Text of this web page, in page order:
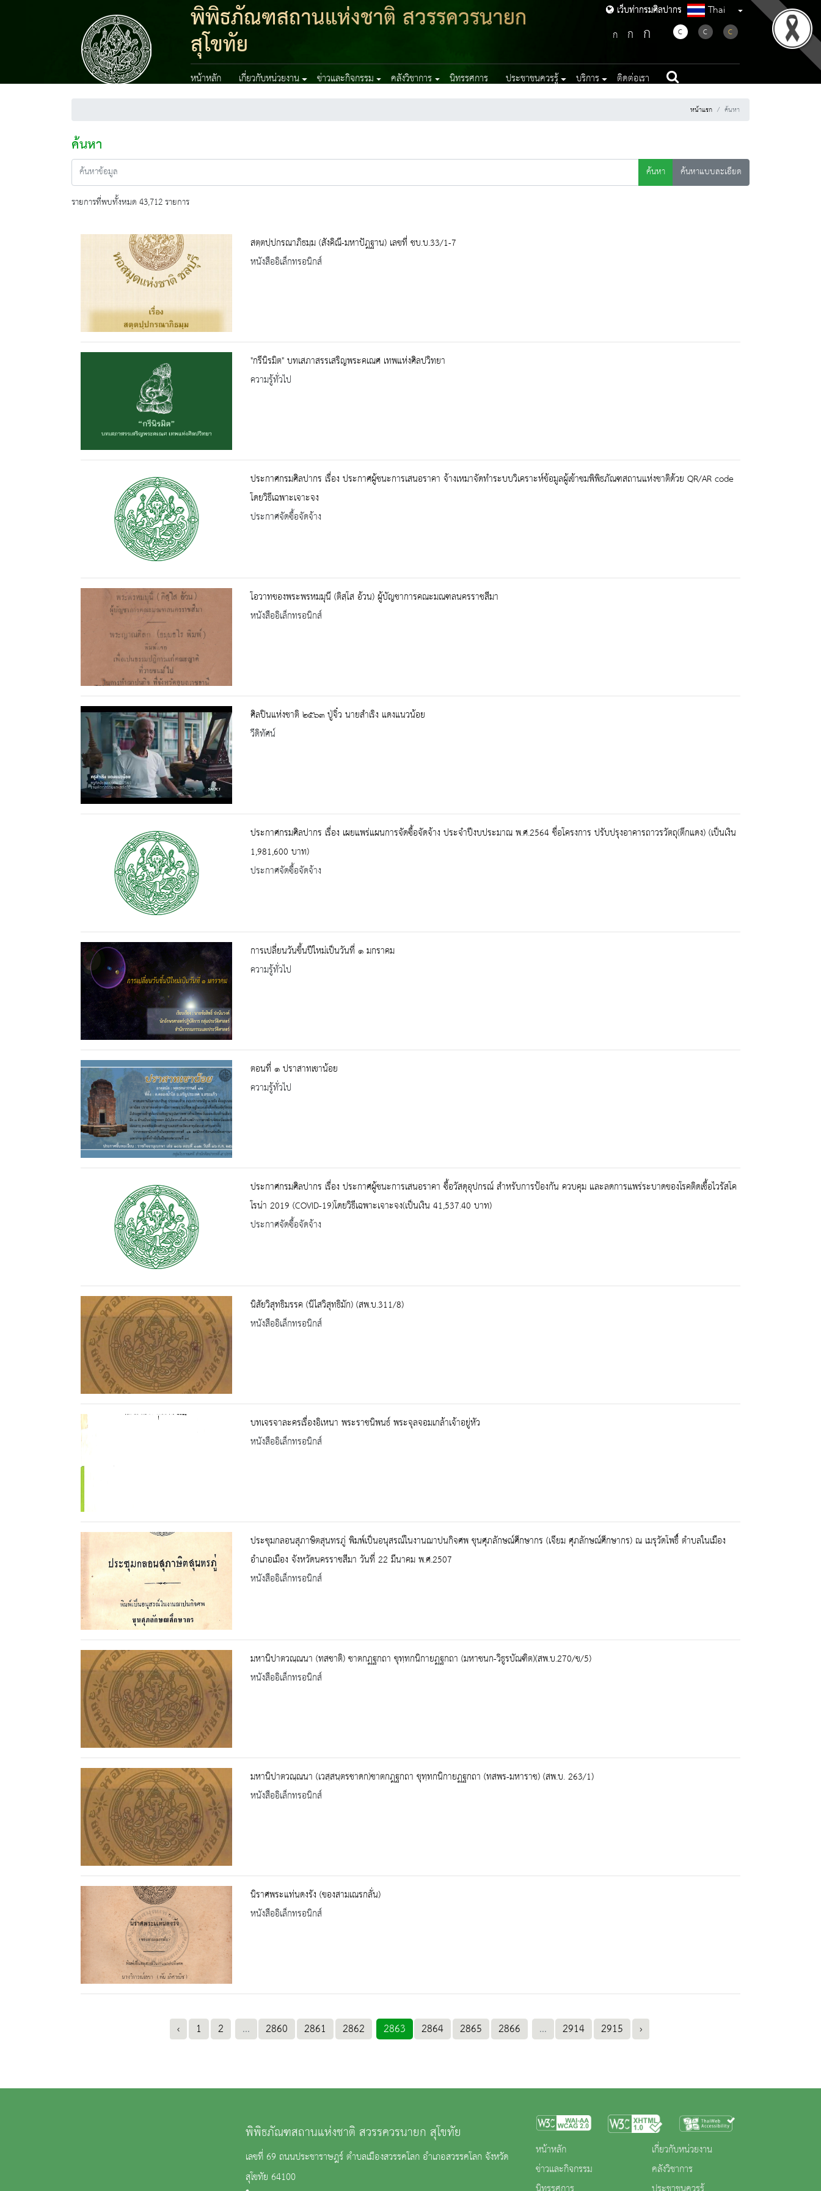
เว็บท่ากรมศิลปากร
พิพิธภัณฑสถานแห่งชาติ สวรรควรนายก
สุโขทัย
เว็บท่ากรมศิลปากร Thai
ก ก ก C C C
หน้าหลัก เกี่ยวกับหน่วยงาน ข่าวและกิจกรรม คลังวิชาการ นิทรรศการ ประชาชนควรรู้ บริการ ติดต่อเรา
หน้าแรก ค้นหา
ค้นหา
ค้นหา
ค้นหาแบบละเอียด
รายการที่พบทั้งหมด 43,712 รายการ
สตฺตปฺปกรณาภิธมฺม (สังคิณี-มหาปัฎฐาน) เลขที่ ชบ.บ.33/1-7
หนังสืออิเล็กทรอนิกส์
"กรีนิรมิต" บทเสภาสรรเสริญพระคเณศ เทพแห่งศิลปวิทยา
ความรู้ทั่วไป
ประกาศกรมศิลปากร เรื่อง ประกาศผู้ชนะการเสนอราคา จ้างเหมาจัดทำระบบวิเคราะห์ข้อมูลผู้เข้าชมพิพิธภัณฑสถานแห่งชาติด้วย QR/AR code
โดยวิธีเฉพาะเจาะจง
ประกาศจัดซื้อจัดจ้าง
โอวาทของพระพรหมมุนี (ติสฺโส อ้วน) ผู้บัญชาการคณะมณฑลนครราชสีมา
หนังสืออิเล็กทรอนิกส์
ศิลปินแห่งชาติ ๒๕๖๓ ปู่จิ๋ว นายสำเริง แดงแนวน้อย
วีดิทัศน์
ประกาศกรมศิลปากร เรื่อง เผยแพร่แผนการจัดซื้อจัดจ้าง ประจำปีงบประมาณ พ.ศ.2564 ชื่อโครงการ ปรับปรุงอาคารถาวรวัตถุ(ตึกแดง) (เป็นเงิน
1,981,600 บาท)
ประกาศจัดซื้อจัดจ้าง
การเปลี่ยนวันขึ้นปีใหม่เป็นวันที่ ๑ มกราคม
ความรู้ทั่วไป
ตอนที่​ ๑​ ปราสาทเขาน้อย
ความรู้ทั่วไป
ประกาศกรมศิลปากร เรื่อง ประกาศผู้ชนะการเสนอราคา ซื้อวัสดุอุปกรณ์ สำหรับการป้องกัน ควบคุม และลดการแพร่ระบาดของโรคติดเชื้อไวรัสโค
โรน่า 2019 (COVID-19)โดยวิธีเฉพาะเจาะจง(เป็นเงิน 41,537.40 บาท)
ประกาศจัดซื้อจัดจ้าง
นิสัยวิสุทธิมรรค (นิไสวิสุทธิมัก) (สพ.บ.311/8)
หนังสืออิเล็กทรอนิกส์
บทเจรจาละครเรื่องอิเหนา พระราชนิพนธ์ พระจุลจอมเกล้าเจ้าอยู่หัว
หนังสืออิเล็กทรอนิกส์
ประชุมกลอนสุภาษิตสุนทรภู่ พิมพ์เป็นอนุสรณ์ในงานฌาปนกิจศพ ขุนศุภลักษณ์ศึกษากร (เจียม ศุภลักษณ์ศึกษากร) ณ เมรุวัดโพธื์ ตำบลในเมือง
อำเภอเมือง จังหวัดนครราชสีมา วันที่ 22 มีนาคม พ.ศ.2507
หนังสืออิเล็กทรอนิกส์
มหานิปาตวณฺณนา (ทสชาติ) ชาตกฏฐกถา ขุทฺทกนิกายฏฐกถา (มหาชนก-วิธูรบัณฑิต)(สพ.บ.270/ข/5)
หนังสืออิเล็กทรอนิกส์
มหานิปาตวณฺณนา (เวสฺสนฺตรชาดก)ชาตกฎฐกถา ขุทฺทกนิกายฏฐกถา (ทสพร-มหาราช) (สพ.บ. 263/1)
หนังสืออิเล็กทรอนิกส์
นิราศพระแท่นดงรัง (ของสามเณรกลั่น)
หนังสืออิเล็กทรอนิกส์
‹ 1 2 ... 2860 2861 2862 2863 2864 2865 2866 ... 2914 2915 ›
พิพิธภัณฑสถานแห่งชาติ สวรรควรนายก สุโขทัย
เลขที่ 69 ถนนประชาราษฎร์ ตำบลเมืองสวรรคโลก อำเภอสวรรคโลก จังหวัด
สุโขทัย 64100
หน้าหลัก
ข่าวและกิจกรรม
เกี่ยวกับหน่วยงาน
คลังวิชาการ